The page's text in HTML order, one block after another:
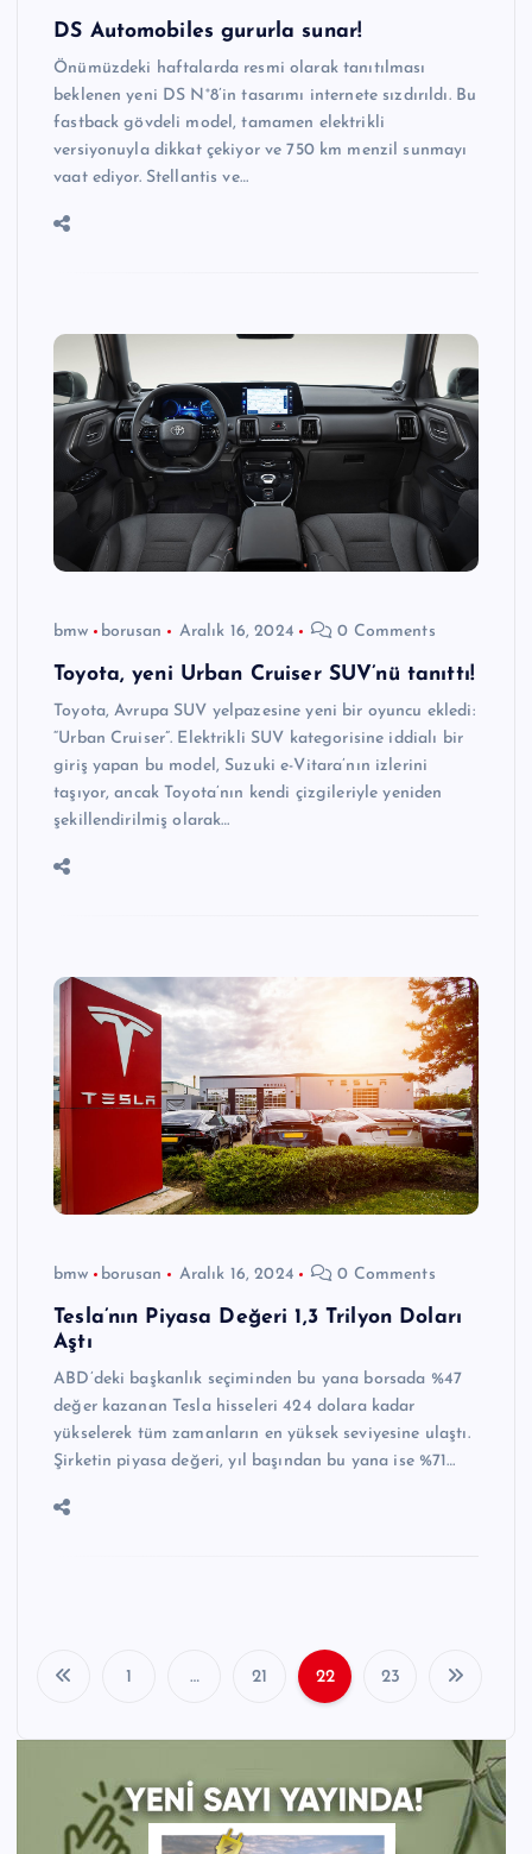
DS Automobiles gururla sunar!
Önümüzdeki haftalarda resmi olarak tanıtılması
beklenen yeni DS N°8’in tasarımı internete sızdırıldı. Bu
fastback gövdeli model, tamamen elektrikli
versiyonuyla dikkat çekiyor ve 750 km menzil sunmayı
vaat ediyor. Stellantis ve…
bmw borusan Aralık 16, 2024 0 Comments
Toyota, yeni Urban Cruiser SUV’nü tanıttı!
Toyota, Avrupa SUV yelpazesine yeni bir oyuncu ekledi:
“Urban Cruiser”. Elektrikli SUV kategorisine iddialı bir
giriş yapan bu model, Suzuki e-Vitara’nın izlerini
taşıyor, ancak Toyota’nın kendi çizgileriyle yeniden
şekillendirilmiş olarak…
bmw borusan Aralık 16, 2024 0 Comments
Tesla’nın Piyasa Değeri 1,3 Trilyon Doları
Aştı
ABD’deki başkanlık seçiminden bu yana borsada %47
değer kazanan Tesla hisseleri 424 dolara kadar
yükselerek tüm zamanların en yüksek seviyesine ulaştı.
Şirketin piyasa değeri, yıl başından bu yana ise %71…
z
1 … 21 22 23